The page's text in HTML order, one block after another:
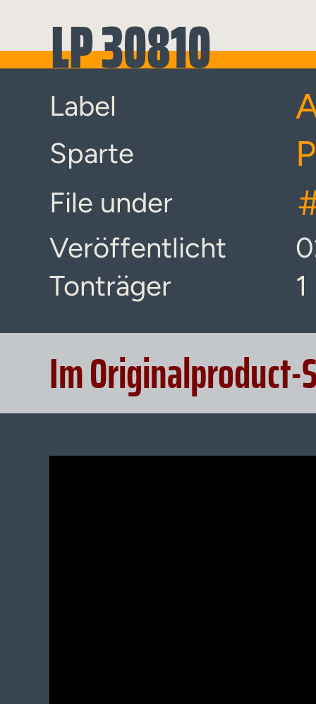
LP 30810
Label
Sparte
File under
Veröffentlicht
Tonträger
Im